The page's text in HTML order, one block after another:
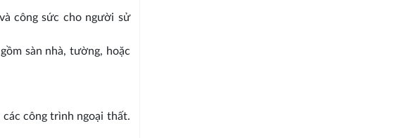
công sức cho người sử
sàn nhà, tường, hoặc
công trình ngoại thất.